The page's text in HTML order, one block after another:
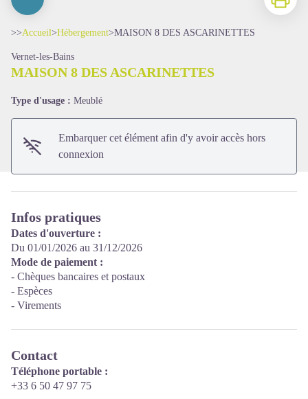
>>Accueil>Hébergement>MAISON 8 DES ASCARINETTES
Vernet-les-Bains
MAISON 8 DES ASCARINETTES
Type d'usage : Meublé
Embarquer cet élément afin d'y avoir accès hors
connexion
Infos pratiques
Dates d'ouverture :
Du 01/01/2026 au 31/12/2026
Mode de paiement :
- Chèques bancaires et postaux
- Espèces
- Virements
Contact
Téléphone portable :
+33 6 50 47 97 75